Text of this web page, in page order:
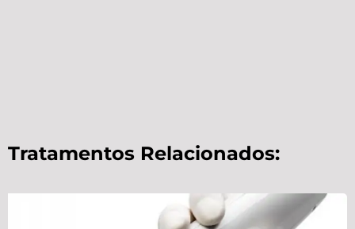
Tratamentos Relacionados: